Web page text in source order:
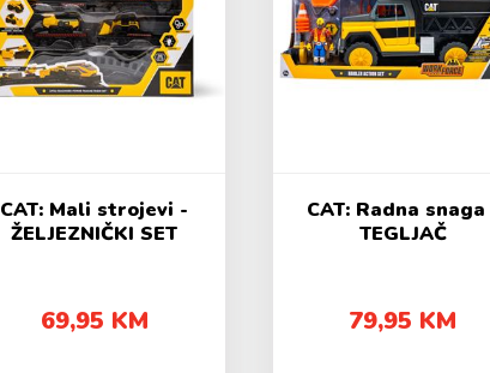
CAT: Mali strojevi -
ŽELJEZNIČKI SET
69,95 KM
CAT: Radna
TEGLJAČ
79,95 KM